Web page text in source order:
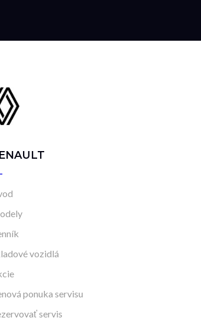
vozidlá
ponuka servisu
servis